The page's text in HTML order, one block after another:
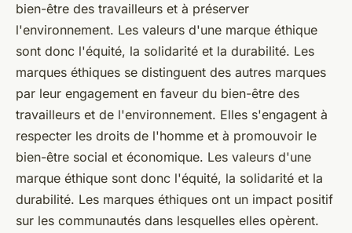
bien-être des travailleurs et à préserver
l'environnement. Les valeurs d'une marque éthique
sont donc l'équité, la solidarité et la durabilité. Les
marques éthiques se distinguent des autres marques
par leur engagement en faveur du bien-être des
travailleurs et de l'environnement. Elles s'engagent à
respecter les droits de l'homme et à promouvoir le
bien-être social et économique. Les valeurs d'une
marque éthique sont donc l'équité, la solidarité et la
durabilité. Les marques éthiques ont un impact positif
sur les communautés dans lesquelles elles opèrent.